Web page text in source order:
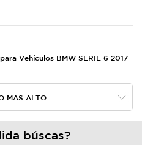
Vehículos BMW SERIE 6 2017
búscas?